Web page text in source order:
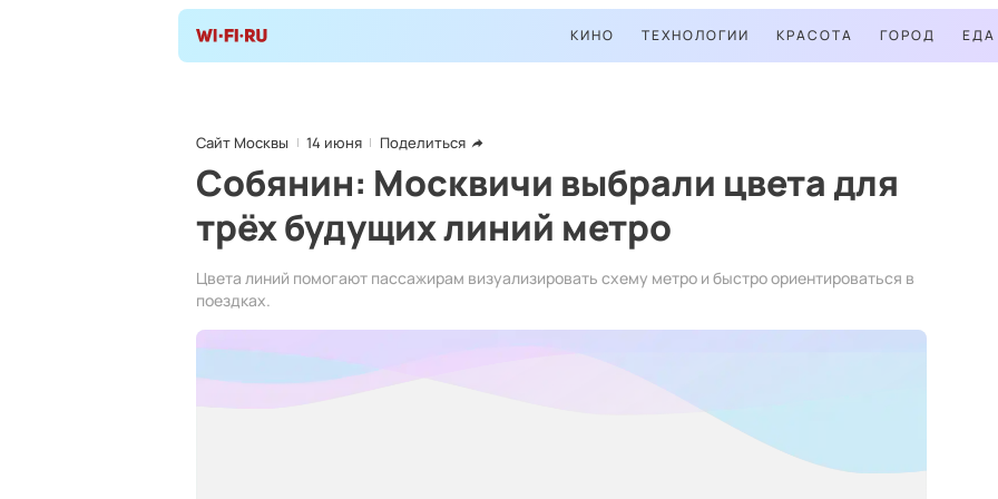
КИНО ТЕХНОЛОГИИ КРАСОТА ГОРОД ЕДА
Сайт Москвы 14 июня Поделиться
Собянин: Москвичи выбрали цвета для
трёх будущих линий метро
Цвета линий помогают пассажирам визуализировать схему метро и быстро ориентироваться в
поездках.